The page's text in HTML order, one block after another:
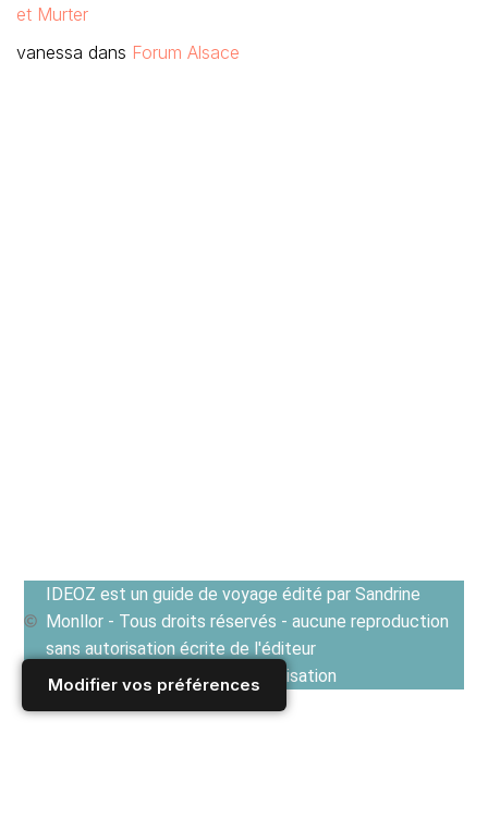
Modifier vos préférences
et Murter
vanessa dans Forum Alsace
IDEOZ est un guide de voyage édité par Sandrine
Monllor - Tous droits réservés - aucune reproduction
sans autorisation écrite de l'éditeur
Voir les Conditions générales d'utilisation